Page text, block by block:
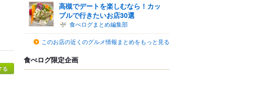
高槻でデートを楽しむなら！カッ
プルで行きたいお店30選
食べログまとめ編集部
このお店の近くのグルメ情報まとめをもっと見る
食べログ限定企画